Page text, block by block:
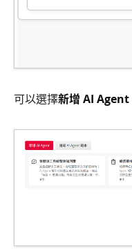
可以選擇新增 AI Agent